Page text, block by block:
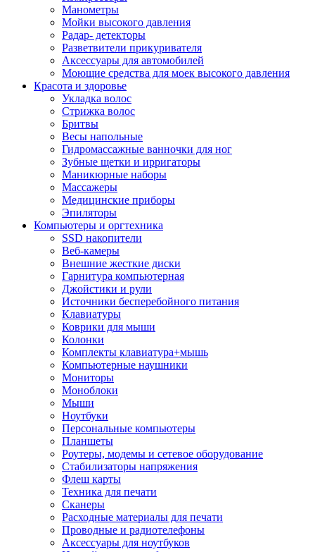
Манометры
Мойки высокого давления
Радар- детекторы
Разветвители прикуривателя
Аксессуары для автомобилей
Моющие средства для моек высокого давления
Красота и здоровье
Укладка волос
Стрижка волос
Бритвы
Весы напольные
Гидромассажные ванночки для ног
Зубные щетки и ирригаторы
Маникюрные наборы
Массажеры
Медицинские приборы
Эпиляторы
Компьютеры и оргтехника
SSD накопители
Веб-камеры
Внешние жесткие диски
Гарнитура компьютерная
Джойстики и рули
Источники бесперебойного питания
Клавиатуры
Коврики для мыши
Колонки
Комплекты клавиатура+мышь
Компьютерные наушники
Мониторы
Моноблоки
Мыши
Ноутбуки
Персональные компьютеры
Планшеты
Роутеры, модемы и сетевое оборудование
Стабилизаторы напряжения
Флеш карты
Техника для печати
Сканеры
Расходные материалы для печати
Проводные и радиотелефоны
Аксессуары для ноутбуков